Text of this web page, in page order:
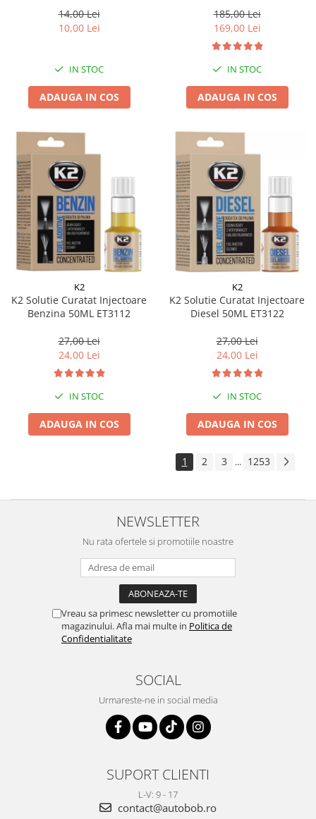
14,00 Lei
10,00 Lei
IN STOC
ADAUGA IN COS
185,00 Lei
169,00 Lei
IN STOC
ADAUGA IN COS
K2
K2 Solutie Curatat Injectoare
Benzina 50ML ET3112
27,00 Lei
24,00 Lei
IN STOC
ADAUGA IN COS
K2
K2 Solutie Curatat Injectoare
Diesel 50ML ET3122
27,00 Lei
24,00 Lei
IN STOC
ADAUGA IN COS
1 2 3 ... 1253
NEWSLETTER
Nu rata ofertele si promotiile noastre
Vreau sa primesc newsletter cu promotiile
magazinului. Afla mai multe in Politica de
Confidentialitate
SOCIAL
Urmareste-ne in social media
SUPORT CLIENTI
L-V: 9 - 17
contact@autobob.ro